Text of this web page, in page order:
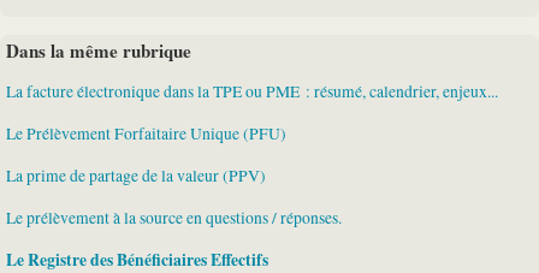
Dans la même rubrique
La facture électronique dans la TPE ou PME : résumé, calendrier, enjeux...
Le Prélèvement Forfaitaire Unique (PFU)
La prime de partage de la valeur (PPV)
Le prélèvement à la source en questions / réponses.
Le Registre des Bénéficiaires Effectifs